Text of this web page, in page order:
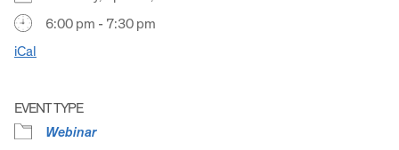
6:00 pm - 7:30 pm
iCal
EVENT TYPE
Webinar